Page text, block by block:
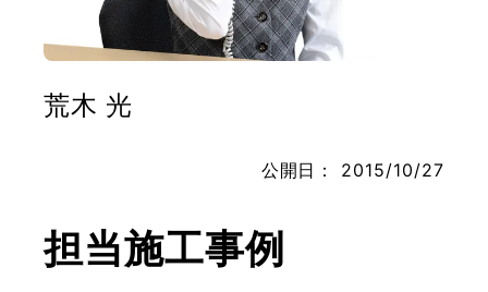
お問い合わせ
荒木 光
公開日： 2015/10/27
担当施工事例